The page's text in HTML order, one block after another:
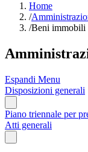
Home
/
/Beni immobili
Espandi Menu
Disposizioni generali
Piano triennale per
Atti generali